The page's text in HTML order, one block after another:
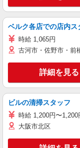
ベルク各店での店内ス
時給 1,065円
古河市・佐野市・前
詳細を見る
ビルの清掃スタッフ
時給 1,200円〜1,200
大阪市北区